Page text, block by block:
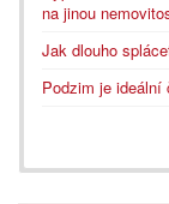
na jinou
Jak dlouho
Podzim je